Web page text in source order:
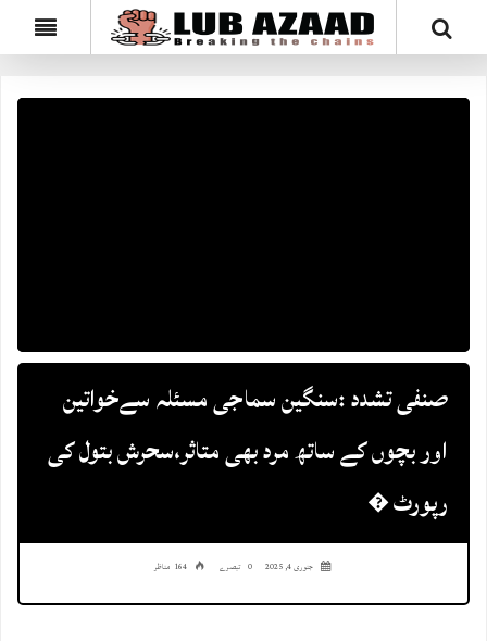
صنفی تشدد :سنگین سماجی مسئلہ سےخواتین
اور بچوں کے ساتھ مرد بھی متاثر،سحرش بتول کی
رپورٹ �
جنوری 4, 2025 0 تبصرے 164 مناظر